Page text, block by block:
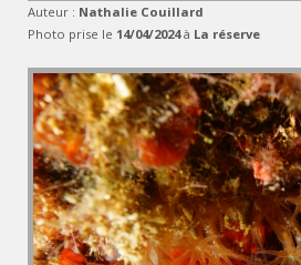
Auteur : Nathalie Couillard
Photo prise le 14/04/2024à La réserve